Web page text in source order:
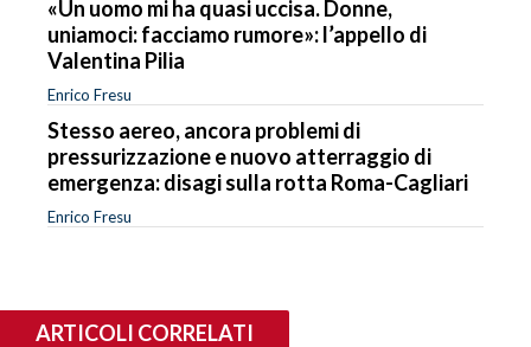
«Un uomo mi ha quasi uccisa. Donne,
uniamoci: facciamo rumore»: l’appello di
Valentina Pilia
Enrico Fresu
Stesso aereo, ancora problemi di
pressurizzazione e nuovo atterraggio di
emergenza: disagi sulla rotta Roma-Cagliari
Enrico Fresu
ARTICOLI CORRELATI